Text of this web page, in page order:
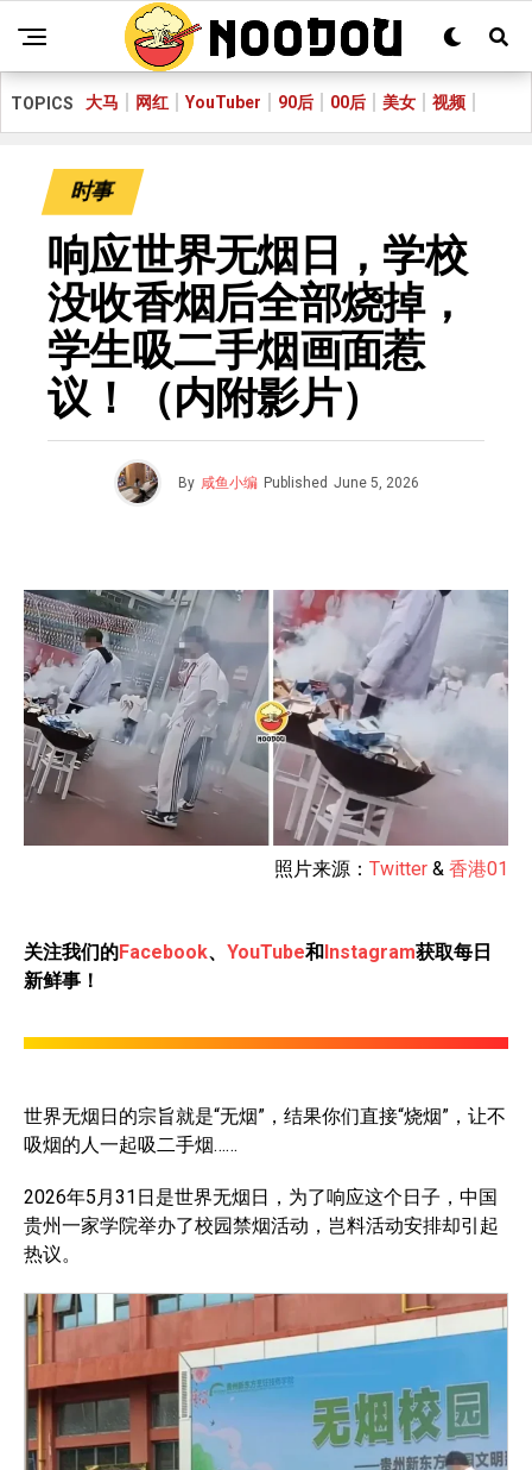
TOPICS 大马 网红 YouTuber 90后 00后 美女 视频
时事
响应世界无烟日，学校
没收香烟后全部烧掉，
学生吸二手烟画面惹
议！（内附影片）
By 咸鱼小编 Published June 5, 2026
照片来源： Twitter & 香港01
关注我们的Facebook、 YouTube和Instagram获取每日
新鲜事！
世界无烟日的宗旨就是“无烟”，结果你们直接“烧烟”，让不
吸烟的人一起吸二手烟……
2026年5月31日是世界无烟日，为了响应这个日子，中国
贵州一家学院举办了校园禁烟活动，岂料活动安排却引起
热议。